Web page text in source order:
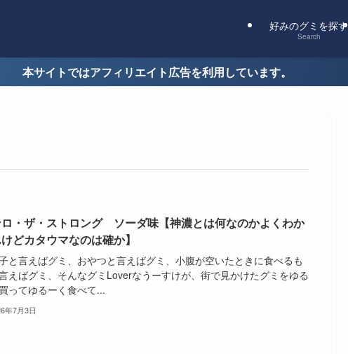
好みのグミを探す
Search
本サイトではアフィリエイト広告を利用しています。
・ザ・ストロング ソーダ味【神濃とは何なのかよくわか
どカタウマなのは確か】
と言えばグミ、おやつと言えばグミ、小腹が空いたときに食べるも
えばグミ、そんなグミLoverなうーすけが、街で見かけたグミをゆる
ってゆるーく食べて...
年7月3日